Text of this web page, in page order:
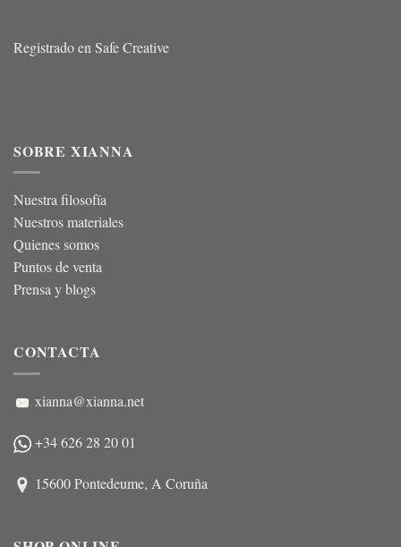
Registrado en Safe Creative
SOBRE XIANNA
Nuestra filosofía
Nuestros materiales
Quienes somos
Puntos de venta
Prensa y blogs
CONTACTA
xianna@xianna.net
+34 626 28 20 01
15600 Pontedeume, A Coruña